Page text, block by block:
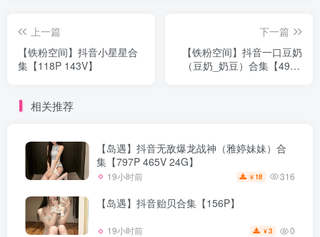
上一篇
【铁粉空间】抖音小星星合
集【118P 143V】
下一篇
【铁粉空间】抖音一口豆奶
（豆奶_奶豆）合集【498P
相关推荐
【岛遇】抖音无敌爆龙战神（雅婷妹妹）合
集【797P 465V 24G】
19小时前 ¥ 18 316
【岛遇】抖音贻贝合集【156P】
19小时前 ¥3 0